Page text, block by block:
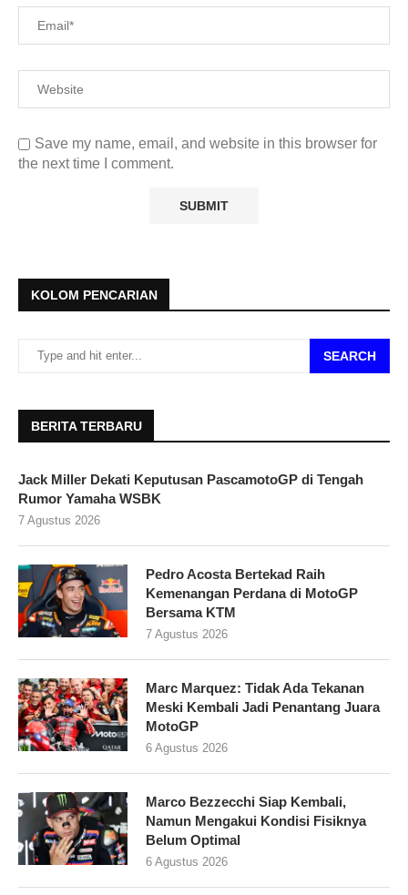
Save my name, email, and website in this browser for
the next time I comment.
KOLOM PENCARIAN
SEARCH
BERITA TERBARU
Jack Miller Dekati Keputusan PascamotoGP di Tengah
Rumor Yamaha WSBK
7 Agustus 2026
Pedro Acosta Bertekad Raih
Kemenangan Perdana di MotoGP
Bersama KTM
7 Agustus 2026
Marc Marquez: Tidak Ada Tekanan
Meski Kembali Jadi Penantang Juara
MotoGP
6 Agustus 2026
Marco Bezzecchi Siap Kembali,
Namun Mengakui Kondisi Fisiknya
Belum Optimal
6 Agustus 2026